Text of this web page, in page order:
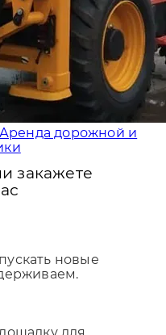
дорожной и
закажете
новые